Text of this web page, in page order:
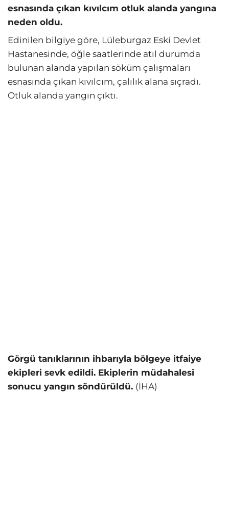
esnasında çıkan kıvılcım otluk alanda yangına
neden oldu.
Edinilen bilgiye göre, Lüleburgaz Eski Devlet
Hastanesinde, öğle saatlerinde atıl durumda
bulunan alanda yapılan söküm çalışmaları
esnasında çıkan kıvılcım, çalılık alana sıçradı.
Otluk alanda yangın çıktı.
Görgü tanıklarının ihbarıyla bölgeye itfaiye
ekipleri sevk edildi. Ekiplerin müdahalesi
sonucu yangın söndürüldü. (İHA)